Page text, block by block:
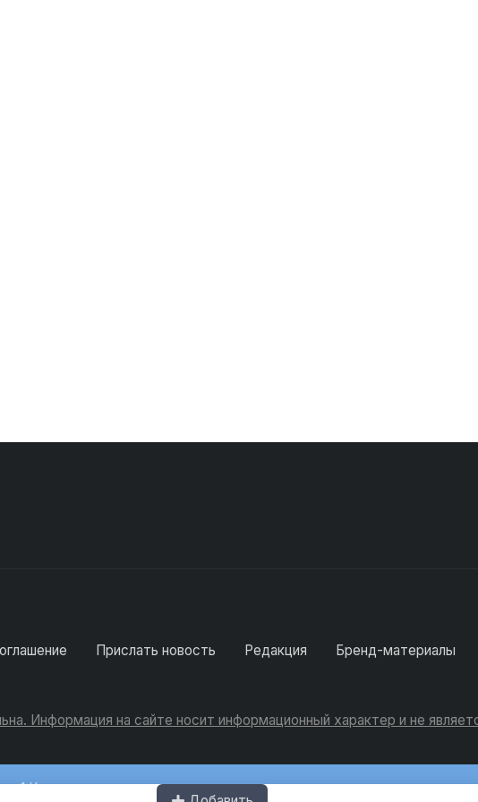
Прислать новость Редакция Бренд-материалы
Информация на сайте носит информационный характер и не
Консультации